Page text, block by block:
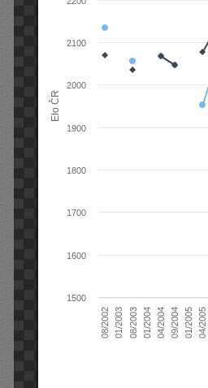
Elo ČR
08/2002 01/2003 08/2003 01/2004 04/2004 09/2004 01/2005 04/2005
1500
1600
1700
1800
1900
2000
2100